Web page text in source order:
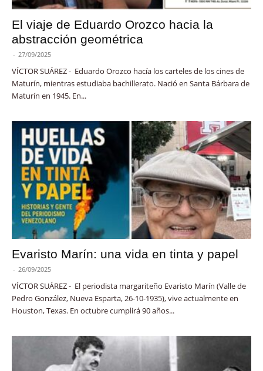
El viaje de Eduardo Orozco hacia la
abstracción geométrica
- 27/09/2025
VÍCTOR SUÁREZ - Eduardo Orozco hacía los carteles de los cines de
Maturín, mientras estudiaba bachillerato. Nació en Santa Bárbara de
Maturín en 1945. En...
Evaristo Marín: una vida en tinta y papel
- 26/09/2025
VÍCTOR SUÁREZ - El periodista margariteño Evaristo Marín (Valle de
Pedro González, Nueva Esparta, 26-10-1935), vive actualmente en
Houston, Texas. En octubre cumplirá 90 años...